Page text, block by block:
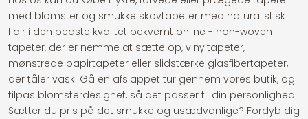
med blomster og smukke skovtapeter med naturalistisk
flair i den bedste kvalitet bekvemt online - non-woven
tapeter, der er nemme at sætte op, vinyltapeter,
mønstrede papirtapeter eller slidstærke glasfibertapeter,
der tåler vask. Gå en afslappet tur gennem vores butik, og
tilpas blomsterdesignet, så det passer til din personlighed.
Sætter du pris på det smukke og usædvanlige? Fordyb dig